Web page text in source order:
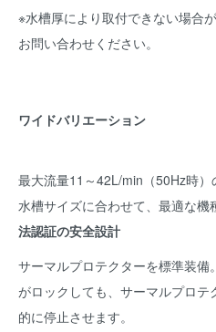
※水槽厚により取付できない場合
お問い合わせください。
ワイドバリエーション
最大流量11～42L/min（50Hz時）
水槽サイズに合わせて、最適な機
法認証の安全設計
サーマルプロテクターを標準装
がロックしても、サーマルプロ
的に停止させます。